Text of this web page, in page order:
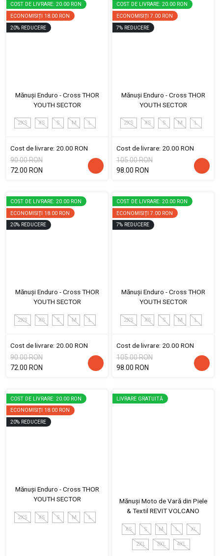
COST DE LIVRARE: 20.00 RON
ECONOMISIȚI 18.00 RON
20% REDUCERE
Mănuși Enduro - Cross THOR
YOUTH SECTOR
2XS XS S M L
Cost de livrare: 20.00 RON
90.00 RON
72.00 RON
COST DE LIVRARE: 20.00 RON
ECONOMISIȚI 7.00 RON
7% REDUCERE
Mănuși Enduro - Cross THOR
YOUTH SECTOR
2XS XS S M L
Cost de livrare: 20.00 RON
105.00 RON
98.00 RON
COST DE LIVRARE: 20.00 RON
ECONOMISIȚI 18.00 RON
20% REDUCERE
Mănuși Enduro - Cross THOR
YOUTH SECTOR
2XS XS S M L
Cost de livrare: 20.00 RON
90.00 RON
72.00 RON
COST DE LIVRARE: 20.00 RON
ECONOMISIȚI 7.00 RON
7% REDUCERE
Mănuși Enduro - Cross THOR
YOUTH SECTOR
2XS XS S M L
Cost de livrare: 20.00 RON
105.00 RON
98.00 RON
COST DE LIVRARE: 20.00 RON
ECONOMISIȚI 18.00 RON
20% REDUCERE
Mănuși Enduro - Cross THOR
YOUTH SECTOR
2XS XS S M L
LIVRARE GRATUITĂ
Mănuși Moto de Vară din Piele
& Textil REVIT VOLCANO
XS S M L XL
2XL 3XL 4XL